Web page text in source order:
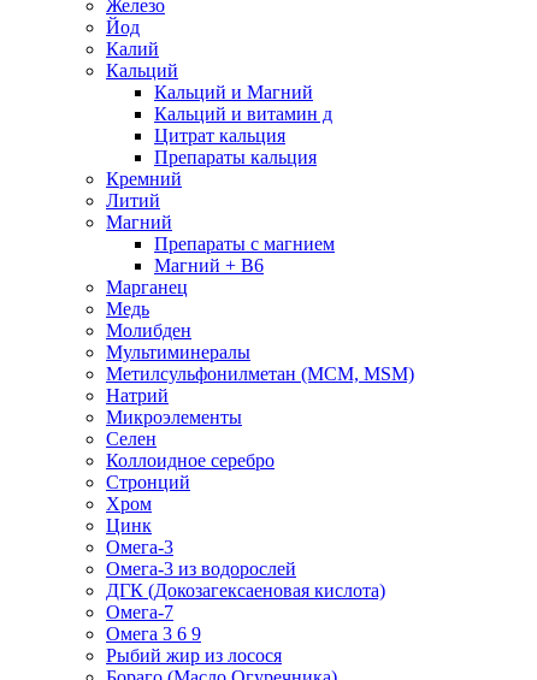
Железо
Йод
Калий
Кальций
Кальций и Магний
Кальций и витамин д
Цитрат кальция
Препараты кальция
Кремний
Литий
Магний
Препараты с магнием
Магний + B6
Марганец
Медь
Молибден
Мультиминералы
Метилсульфонилметан (МСМ, MSM)
Натрий
Микроэлементы
Селен
Коллоидное серебро
Стронций
Хром
Цинк
Омега-3
Омега-3 из водорослей
ДГК (Докозагексаеновая кислота)
Омега-7
Омега 3 6 9
Рыбий жир из лосося